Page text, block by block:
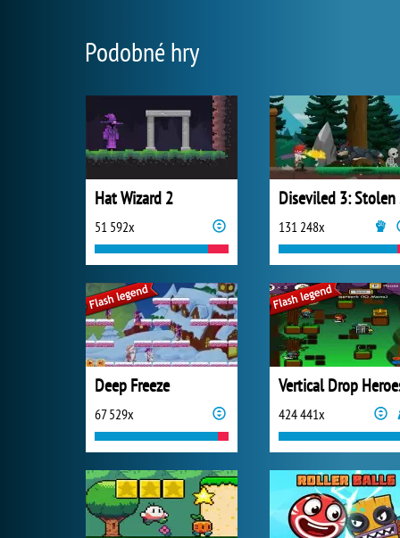
Podobné hry
Hat Wizard 2
51 592x 131 248x
Deep Freeze
67 529x
Vertical Drop
424 441x